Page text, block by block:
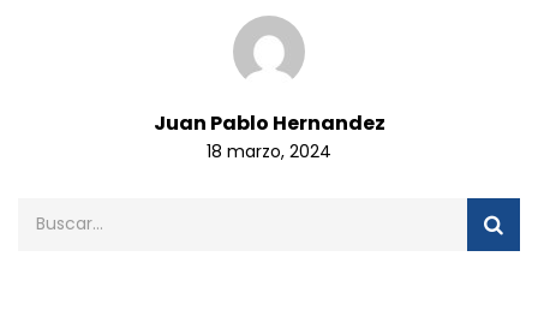
Juan Pablo Hernandez
18 marzo, 2024